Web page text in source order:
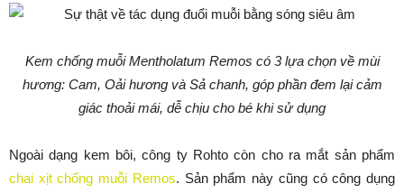
Kem chống muỗi Mentholatum Remos có 3 lựa chọn về mùi
hương: Cam, Oải hương và Sả chanh, góp phần đem lại cảm
giác thoải mái, dễ chịu cho bé khi sử dụng
Ngoài dạng kem bôi, công ty Rohto còn cho ra mắt sản phẩm
chai xịt chống muỗi Remos. Sản phẩm này cũng có công dụng